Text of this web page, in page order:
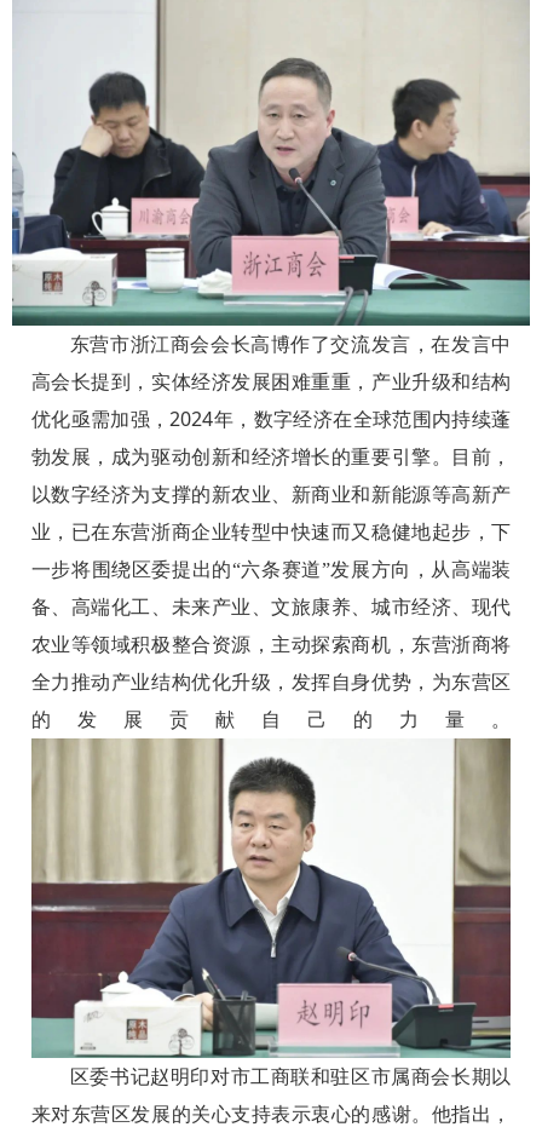
东营市浙江商会会长高博作了交流发言，在发言中
高会长提到，实体经济发展困难重重，产业升级和结构
优化亟需加强， 2024年，数字经济在全球范围内持续蓬
勃发展，成为驱动创新和经济增长的重要引擎。目前，
以数字经济为支撑的新农业、新商业和新能源等高新产
业，已在东营浙商企业转型中快速而又稳健地起步，下
一步将围绕区委提出的“六条赛道”发展方向，从高端装
备、高端化工、未来产业、文旅康养、城市经济、现代
农业等领域积极整合资源，主动探索商机，东营浙商将
全力推动产业结构优化升级 ，发挥自身优势，为东营区
的发展贡献自己的力量。
区委书记赵明印对市工商联和驻区市属商会长期以
来对东营区发展的关心支持表示衷心的感谢。他指出，